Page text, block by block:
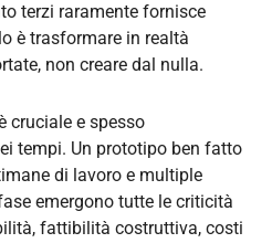
terzi raramente fornisce
è trasformare in realtà
non creare dal nulla.
cruciale e spesso
tempi. Un prototipo ben fatto
di lavoro e multiple
emergono tutte le criticità
fattibilità costruttiva, costi